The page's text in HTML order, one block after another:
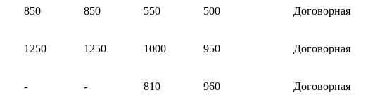
850 850 550 500 Договорная
1250 1250 1000 950 Договорная
- - 810 960 Договорная